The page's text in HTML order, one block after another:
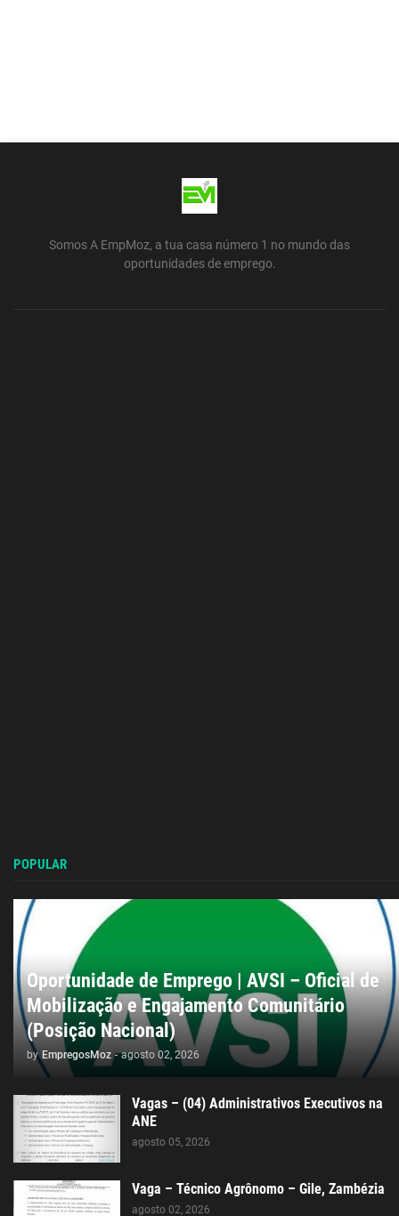
Somos A EmpMoz, a tua casa número 1 no mundo das
oportunidades de emprego.
POPULAR
Oportunidade de Emprego | AVSI – Oficial de
Mobilização e Engajamento Comunitário
(Posição Nacional)
by EmpregosMoz - agosto 02, 2026
Vagas – (04) Administrativos Executivos na
ANE
agosto 05, 2026
Vaga – Técnico Agrônomo – Gile, Zambézia
agosto 02, 2026